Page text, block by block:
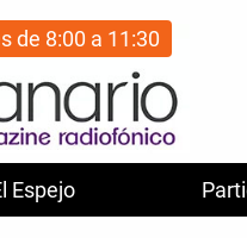
Espejo
de 8:00 a 11:30